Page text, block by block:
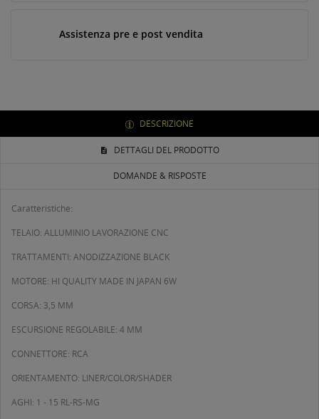
Assistenza pre e post vendita
DESCRIZIONE
DETTAGLI DEL PRODOTTO
DOMANDE & RISPOSTE
Caratteristiche:
TELAIO: ALLUMINIO LAVORAZIONE CNC
TRATTAMENTI: ANODIZZAZIONE BLACK
MOTORE: HI QUALITY MADE IN JAPAN 6W
CORSA: 3,5 MM
ESCURSIONE REGOLABILE: 4 MM
CONNETTORE: RCA
ORIENTAMENTO: LINER/COLOR/SHADER
AGHI: 1 - 15 RL-RS-MG